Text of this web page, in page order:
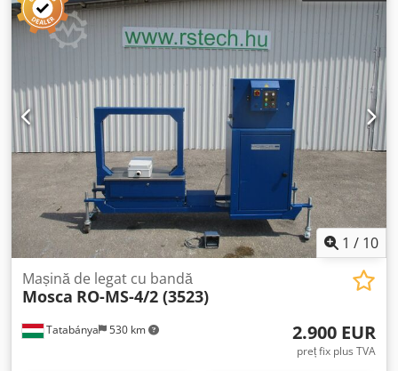
1 / 10
Tatabánya 530 km
Mașină de legat cu bandă
Mosca RO-MS-4/2 (3523)
2.900 EUR
preț fix plus TVA